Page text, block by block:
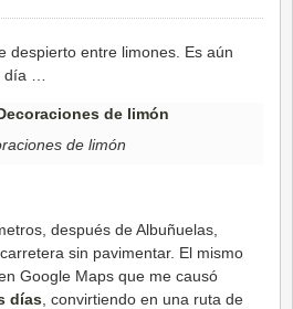
despierto entre limones. Es aún
día …
de limón
después de Albuñuelas,
sin pavimentar. El mismo
Google Maps que me causó
días , convirtiendo en una ruta de